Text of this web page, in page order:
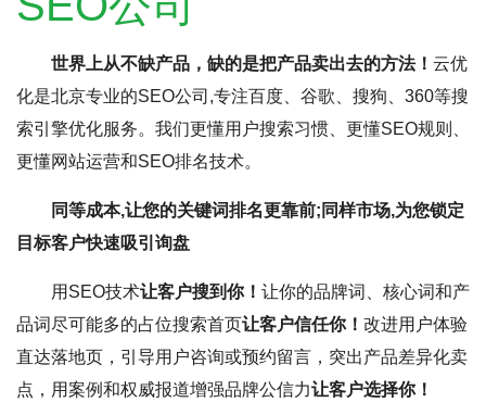
世界上从不缺产品，缺的是把产品卖出去的方法！ 云优
化是北京专业的SEO公司,专注百度、谷歌、搜狗、360等搜
索引擎优化服务。我们更懂用户搜索习惯、更懂SEO规则、
更懂网站运营和SEO排名技术。
同等成本,让您的关键词排名更靠前;同样市场,为您锁定
目标客户快速吸引询盘
用SEO技术让客户搜到你！ 让你的品牌词、核心词和产
品词尽可能多的占位搜索首页让客户信任你！ 改进用户体验
直达落地页，引导用户咨询或预约留言，突出产品差异化卖
点，用案例和权威报道增强品牌公信力让客户选择你！